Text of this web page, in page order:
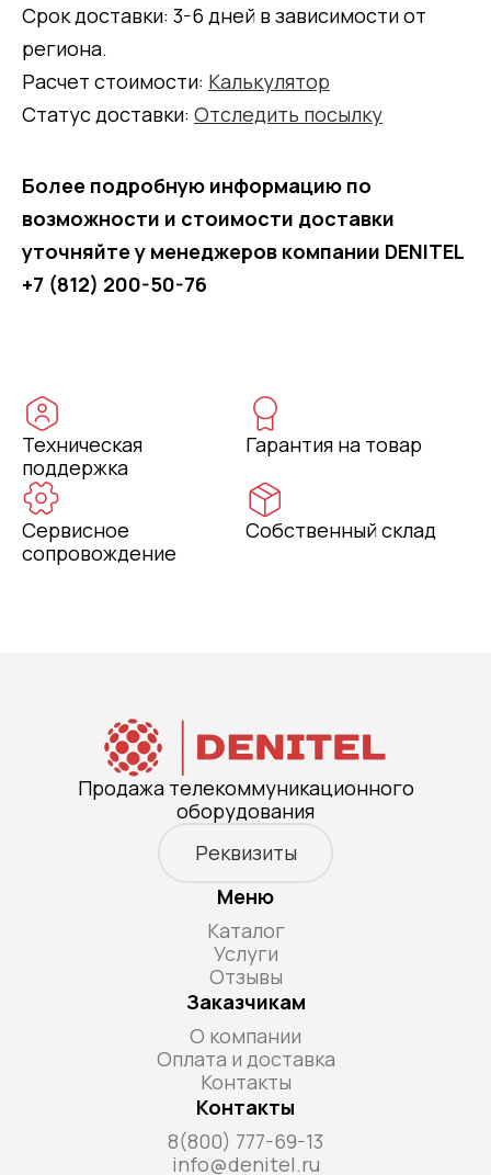
Срок доставки: 3-6 дней в зависимости от
региона.
Расчет стоимости: Калькулятор
Статус доставки: Отследить посылку
Более подробную информацию по
возможности и стоимости доставки
уточняйте у менеджеров компании DENITEL
+7 (812) 200-50-76
Техническая
поддержка
Гарантия на товар
Сервисное
сопровождение
Собственный склад
Продажа телекоммуникационного
оборудования
Реквизиты
Меню
Каталог
Услуги
Отзывы
Заказчикам
О компании
Оплата и доставка
Контакты
Контакты
8(800) 777-69-13
info@denitel.ru